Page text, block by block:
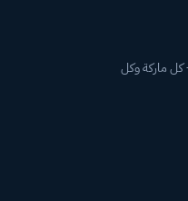
كل ماركة وكل